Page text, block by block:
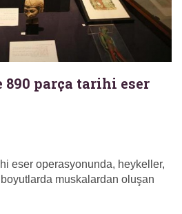
890 parça tarihi eser
eser operasyonunda, heykeller,
muskalardan oluşan